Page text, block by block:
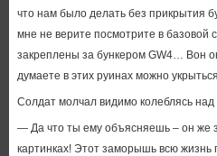
что нам было делать без прикрытия
мне не верите посмотрите в базовой
закреплены за бункером GW4… Вон
думаете в этих руинах можно
Солдат молчал видимо колеблясь
— Да что ты ему объясняешь – он же
картинках! Этот заморышь всю жизнь